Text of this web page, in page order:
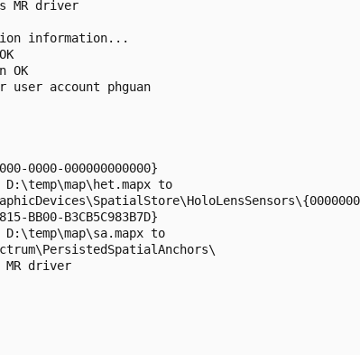
MR driver
information...
OK
account phguan
0000-000000000000}
D:\temp\map\het.mapx to
BB00-B3CB5C983B7D}
D:\temp\map\sa.mapx to
MR driver